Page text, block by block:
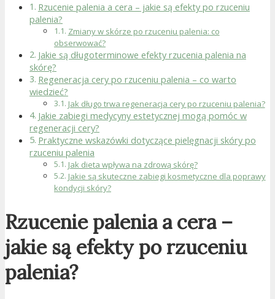
Rzucenie palenia a cera – jakie są efekty po rzuceniu
palenia?
Zmiany w skórze po rzuceniu palenia: co
obserwować?
Jakie są długoterminowe efekty rzucenia palenia na
skórę?
Regeneracja cery po rzuceniu palenia – co warto
wiedzieć?
Jak długo trwa regeneracja cery po rzuceniu palenia?
Jakie zabiegi medycyny estetycznej mogą pomóc w
regeneracji cery?
Praktyczne wskazówki dotyczące pielęgnacji skóry po
rzuceniu palenia
Jak dieta wpływa na zdrową skórę?
Jakie są skuteczne zabiegi kosmetyczne dla poprawy
kondycji skóry?
Rzucenie palenia a cera –
jakie są efekty po rzuceniu
palenia?